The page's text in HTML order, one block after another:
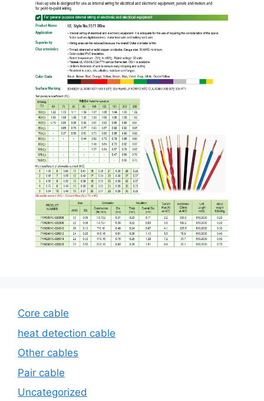
Core cable
heat detection cable
Other cables
Pair cable
Uncategorized